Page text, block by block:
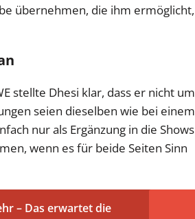
übernehmen, die ihm ermöglicht,
stellte Dhesi klar, dass er nicht um
seien dieselben wie bei einem
nur als Ergänzung in die Shows
wenn es für beide Seiten Sinn
– Das erwartet die